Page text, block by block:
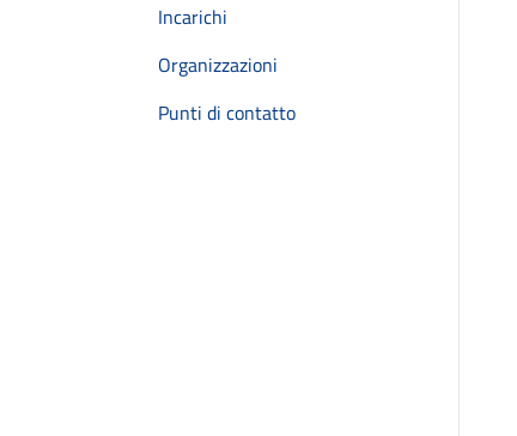
Incarichi
Organizzazioni
Punti di contatto